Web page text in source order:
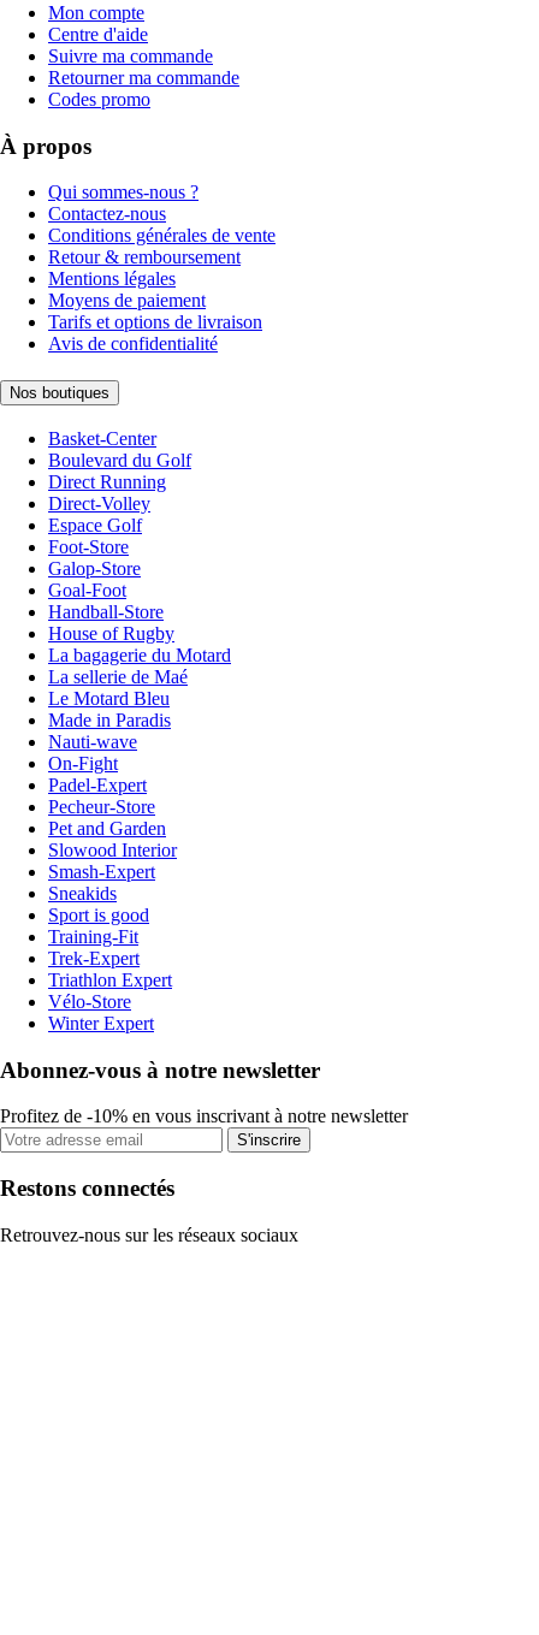
Mon compte
Centre d'aide
Suivre ma commande
Retourner ma commande
Codes promo
À propos
Qui sommes-nous ?
Contactez-nous
Conditions générales de vente
Retour & remboursement
Mentions légales
Moyens de paiement
Tarifs et options de livraison
Avis de confidentialité
Nos boutiques
Basket-Center
Boulevard du Golf
Direct Running
Direct-Volley
Espace Golf
Foot-Store
Galop-Store
Goal-Foot
Handball-Store
House of Rugby
La bagagerie du Motard
La sellerie de Maé
Le Motard Bleu
Made in Paradis
Nauti-wave
On-Fight
Padel-Expert
Pecheur-Store
Pet and Garden
Slowood Interior
Smash-Expert
Sneakids
Sport is good
Training-Fit
Trek-Expert
Triathlon Expert
Vélo-Store
Winter Expert
Abonnez-vous à notre newsletter
Profitez de -10% en vous inscrivant à notre newsletter
S'inscrire
Restons connectés
Retrouvez-nous sur les réseaux sociaux